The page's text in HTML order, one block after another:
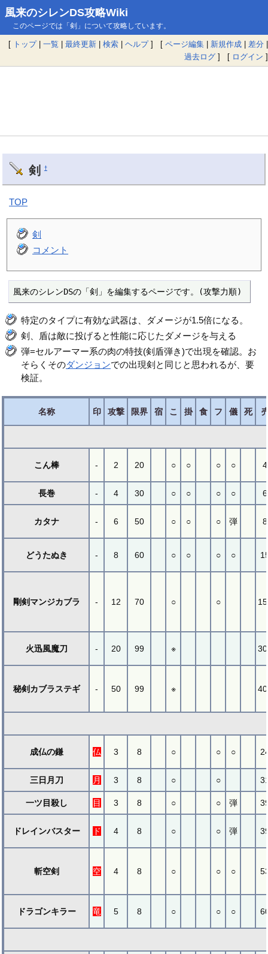
風来のシレンDS攻略Wiki
このページでは「剣」について攻略しています。
[ トップ| 一覧 | 最終更新 | 検索 | ヘルプ] [ ページ編集 | 新規作成 | 差分 |
過去ログ ] [ ログイン ]
剣 †
TOP
剣
コメント
風来のシレンDSの「剣」を編集するページです。(攻撃力順)
特定のタイプに有効な武器は、ダメージが1.5倍になる。
剣、盾は敵に投げると性能に応じたダメージを与える
弾=セルアーマー系の肉の特技(剣盾弾き)で出現を確認。お
そらくそのダンジョンでの出現剣と同じと思われるが、要
検証。
名称 印 攻撃 限界 宿 こ 掛 食 フ 儀 死
こん棒 - 2 20 ○ ○ ○ ○
長巻 - 4 30 ○ ○ ○ ○
カタナ - 6 50 ○ ○ ○ 弾
どうたぬき - 8 60 ○ ○ ○ ○
剛剣マンジカブラ - 12 70 ○ ○
火迅風魔刀 - 20 99 ※
秘剣カブラステギ - 50 99 ※
成仏の鎌 仏 3 8 ○ ○ ○
三日月刀 月 3 8 ○ ○
一ツ目殺し 目 3 8 ○ ○ 弾
ドレインバスター ド 4 8 ○ ○ 弾
斬空剣 空 4 8 ○ ○ ○
ドラゴンキラー 竜 5 8 ○ ○ ○